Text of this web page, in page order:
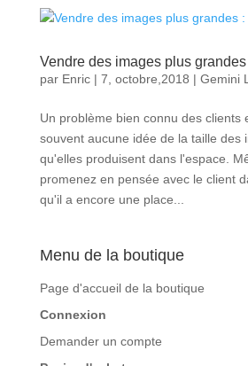
Vendre des images plus
par Enric| 7, octobre,2018 | Gemini
Un problème bien connu des clients
souvent aucune idée de la taille des
qu'elles produisent dans l'espace.
promenez en pensée avec le client
qu'il a encore une place...
Menu de la boutique
Page d'accueil de la boutique
Connexion
Demander un compte